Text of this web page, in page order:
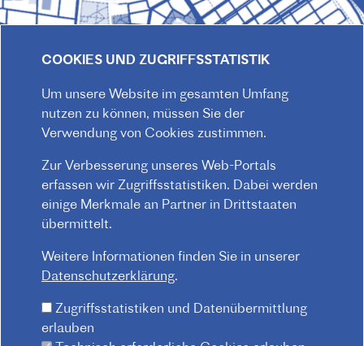
© 2026 Institut français d'Autriche-Vienne
Impressum
COOKIES UND ZUGRIFFSSTATISTIK
Um unsere Website im gesamten Umfang
nutzen zu können, müssen Sie der
Verwendung von Cookies zustimmen.
Zur Verbesserung unseres Web-Portals
erfassen wir Zugriffsstatistiken. Dabei werden
einige Merkmale an Partner in Drittstaaten
übermittelt.
Weitere Informationen finden Sie in unserer
Datenschutzerklärung.
Zugriffsstatistiken und Datenübermittlung
erlauben